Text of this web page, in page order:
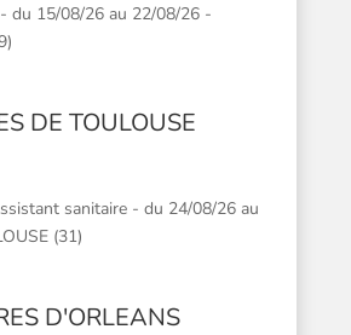
du 15/08/26 au 22/08/26 -
DE TOULOUSE
sanitaire - du 24/08/26 au
(31)
D'ORLEANS